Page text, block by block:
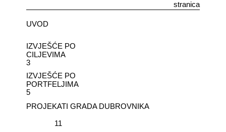
stranica
UVOD
IZVJEŠĆE PO
CILJEVIMA
3
IZVJEŠĆE PO
PORTFELJIMA
5
PROJEKATI GRADA DUBROVNIKA
11